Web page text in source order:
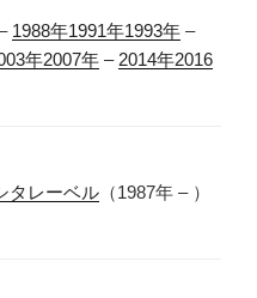
1988年1991年1993年–
年2007年– 2014年2016
タレーベル（1987年 – ）